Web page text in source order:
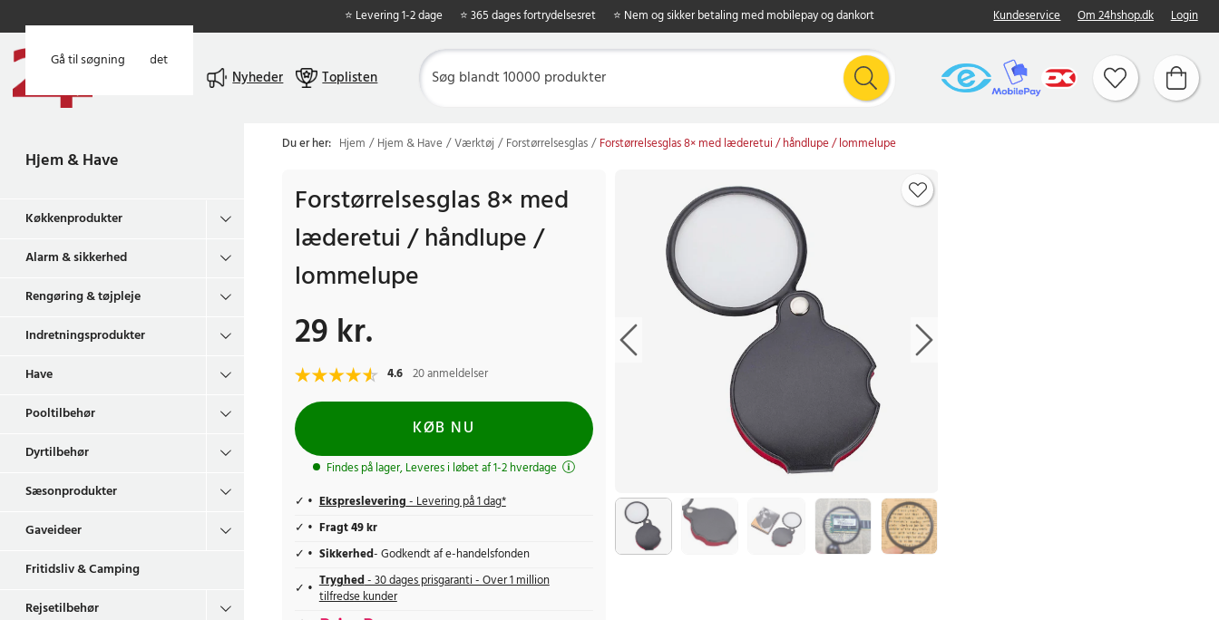
Gå til hovedindholdet
Gå til søgning
⭐ Levering 1-2 dage ⭐ 365 dages fortrydelsesret ⭐ Nem og sikker betaling med mobilepay og dankort Kundeservice Om 24hshop.dk Login
Nyheder Toplisten
Hjem & Have
Køkkenprodukter
Alarm & sikkerhed
Rengøring & tøjpleje
Indretningsprodukter
Have
Pooltilbehør
Dyrtilbehør
Sæsonprodukter
Gaveideer
Fritidsliv & Camping
Rejsetilbehør
Du er her: Hjem Hjem & Have Værktøj Forstørrelsesglas Forstørrelsesglas 8× med læderetui / håndlupe / lommelupe
Forstørrelsesglas 8× med
læderetui / håndlupe /
lommelupe
Pris:29 kr.
29 kr.
4.6 20 anmeldelser
KØB NU
Findes på lager, Leveres i løbet af 1-2 hverdage
Ekspreslevering- Levering på 1 dag*
Fragt 49 kr
Sikkerhed- Godkendt af e-handelsfonden
Tryghed- 30 dages prisgaranti - Over 1 million
tilfredse kunder